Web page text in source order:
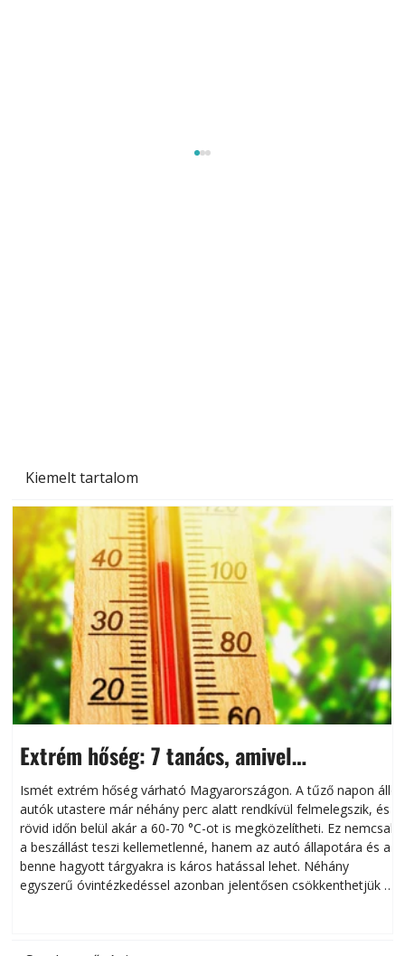
Kiemelt tartalom
Extrém hőség: 7 tanács, amivel
megóvhatjuk autónkat a nyári károktól
Ismét extrém hőség várható Magyarországon. A tűző napon álló
autók utastere már néhány perc alatt rendkívül felmelegszik, és
rövid időn belül akár a 60-70 °C-ot is megközelítheti. Ez nemcsak
a beszállást teszi kellemetlenné, hanem az autó állapotára és a
benne hagyott tárgyakra is káros hatással lehet. Néhány
egyszerű óvintézkedéssel azonban jelentősen csökkenthetjük a